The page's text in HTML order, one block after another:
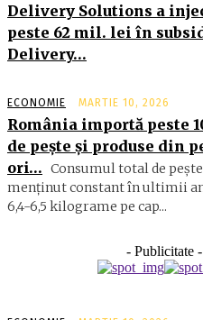
Delivery Solutions a
peste 62 mil. lei în
Delivery…
ECONOMIE MARTIE 10, 2026
România importă peste
de peşte şi produse din
ori… Consumul total de
menţinut constant în ul­timii
6,4-6,5 ki­lograme pe cap...
- Publicitate -